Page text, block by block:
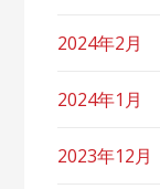
2024年2月
2024年1月
2023年12月